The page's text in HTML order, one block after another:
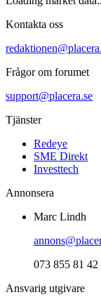
Kontakta oss
Frågor om forumet
support@placera.se
Tjänster
Redeye
SME Direkt
Investtech
Annonsera
Marc Lindh
073 855 81 42
Ansvarig utgivare